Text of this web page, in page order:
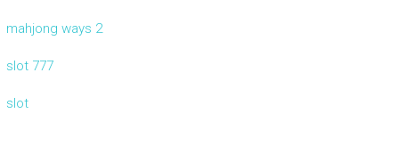
mahjong ways 2
slot 777
slot